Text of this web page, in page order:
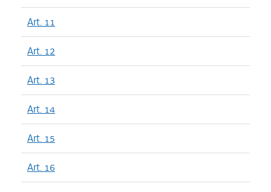
Art. 11
Art. 12
Art. 13
Art. 14
Art. 15
Art. 16